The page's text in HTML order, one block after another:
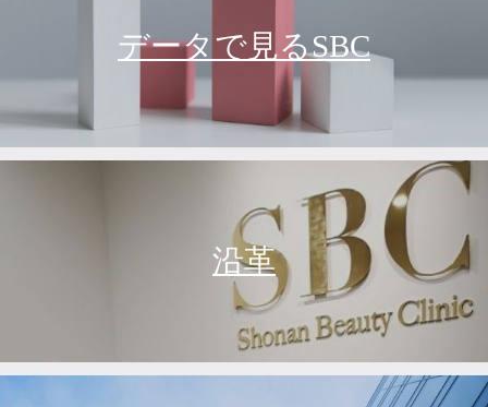
データで見るSBC
沿革